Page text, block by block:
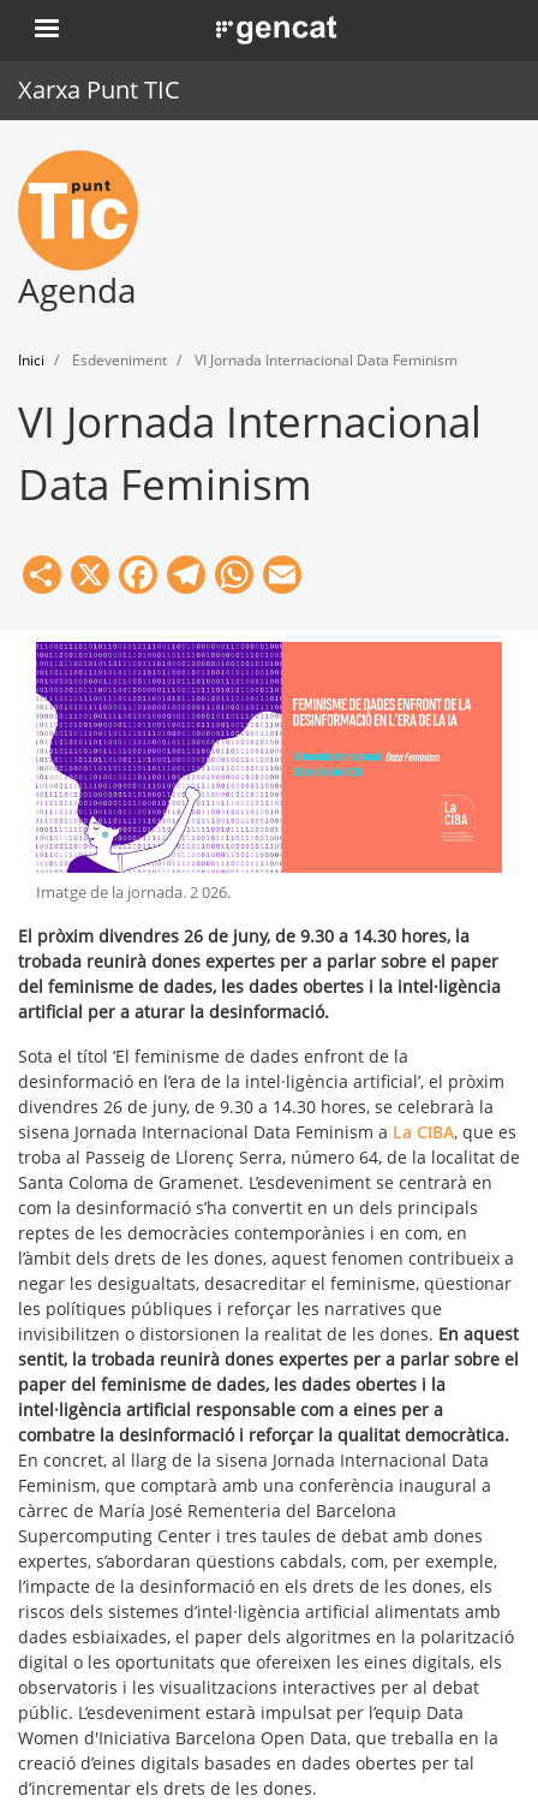
Vés
al
. Obre en una nova finestra.
Xarxa Punt TIC
Inici
Punt TIC
Actualitat
Eines
Agenda
Inici Esdeveniment VI Jornada Internacional Data Feminism
VI Jornada Internacional
Data Feminism
Share
X Facebook
Telegram
WhatsApp
Imatge de la jornada.2 026.
El pròxim divendres 26 de juny, de 9.30 a 14.30 hores, la
trobada reunirà dones expertes per a parlar sobre el paper
del feminisme de dades, les dades obertes i la intel·ligència
artificial per a aturar la desinformació.
Sota el títol ‘El feminisme de dades enfront de la
desinformació en l’era de la intel·ligència artificial’, el pròxim
divendres 26 de juny, de 9.30 a 14.30 hores, se celebrarà la
sisena Jornada Internacional Data Feminism a La CIBA, que es
troba al Passeig de Llorenç Serra, número 64, de la localitat de
Santa Coloma de Gramenet. L’esdeveniment se centrarà en
com la desinformació s’ha convertit en un dels principals
reptes de les democràcies contemporànies i en com, en
l’àmbit dels drets de les dones, aquest fenomen contribueix a
negar les desigualtats, desacreditar el feminisme, qüestionar
les polítiques públiques i reforçar les narratives que
invisibilitzen o distorsionen la realitat de les dones. En aquest
sentit, la trobada reunirà dones expertes per a parlar sobre el
paper del feminisme de dades, les dades obertes i la
intel·ligència artificial responsable com a eines per a
combatre la desinformació i reforçar la qualitat democràtica.
En concret, al llarg de la sisena Jornada Internacional Data
Feminism, que comptarà amb una conferència inaugural a
càrrec de María José Rementeria del Barcelona
Supercomputing Center i tres taules de debat amb dones
expertes, s’abordaran qüestions cabdals, com, per exemple,
l’impacte de la desinformació en els drets de les dones, els
riscos dels sistemes d’intel·ligència artificial alimentats amb
dades esbiaixades, el paper dels algoritmes en la polarització
digital o les oportunitats que ofereixen les eines digitals, els
observatoris i les visualitzacions interactives per al debat
públic. L’esdeveniment estarà impulsat per l’equip Data
Women d'Iniciativa Barcelona Open Data, que treballa en la
creació d’eines digitals basades en dades obertes per tal
d’incrementar els drets de les dones.